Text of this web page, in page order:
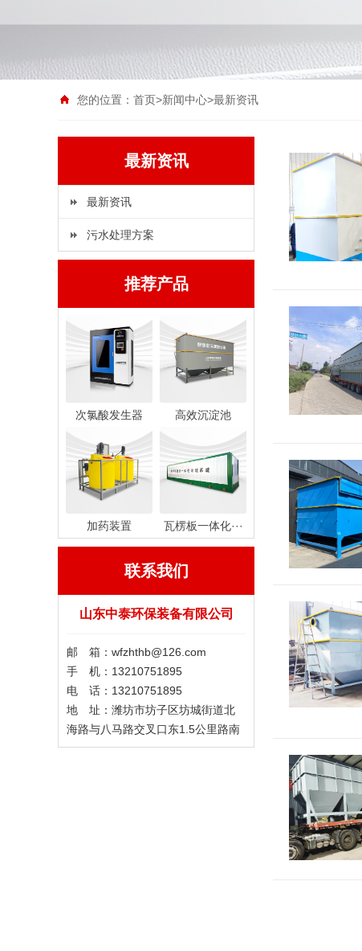
您的位置： 首页>新闻中心>最新资讯
最新资讯
最新资讯
污水处理方案
推荐产品
次氯酸发生器 高效沉淀池
加药装置 瓦楞板一体化···
联系我们
山东中泰环保装备有限公司
邮 箱：wfzhthb@126.com
手 机：13210751895
电 话：13210751895
地 址：潍坊市坊子区坊城街道北
海路与八马路交叉口东1.5公里路南